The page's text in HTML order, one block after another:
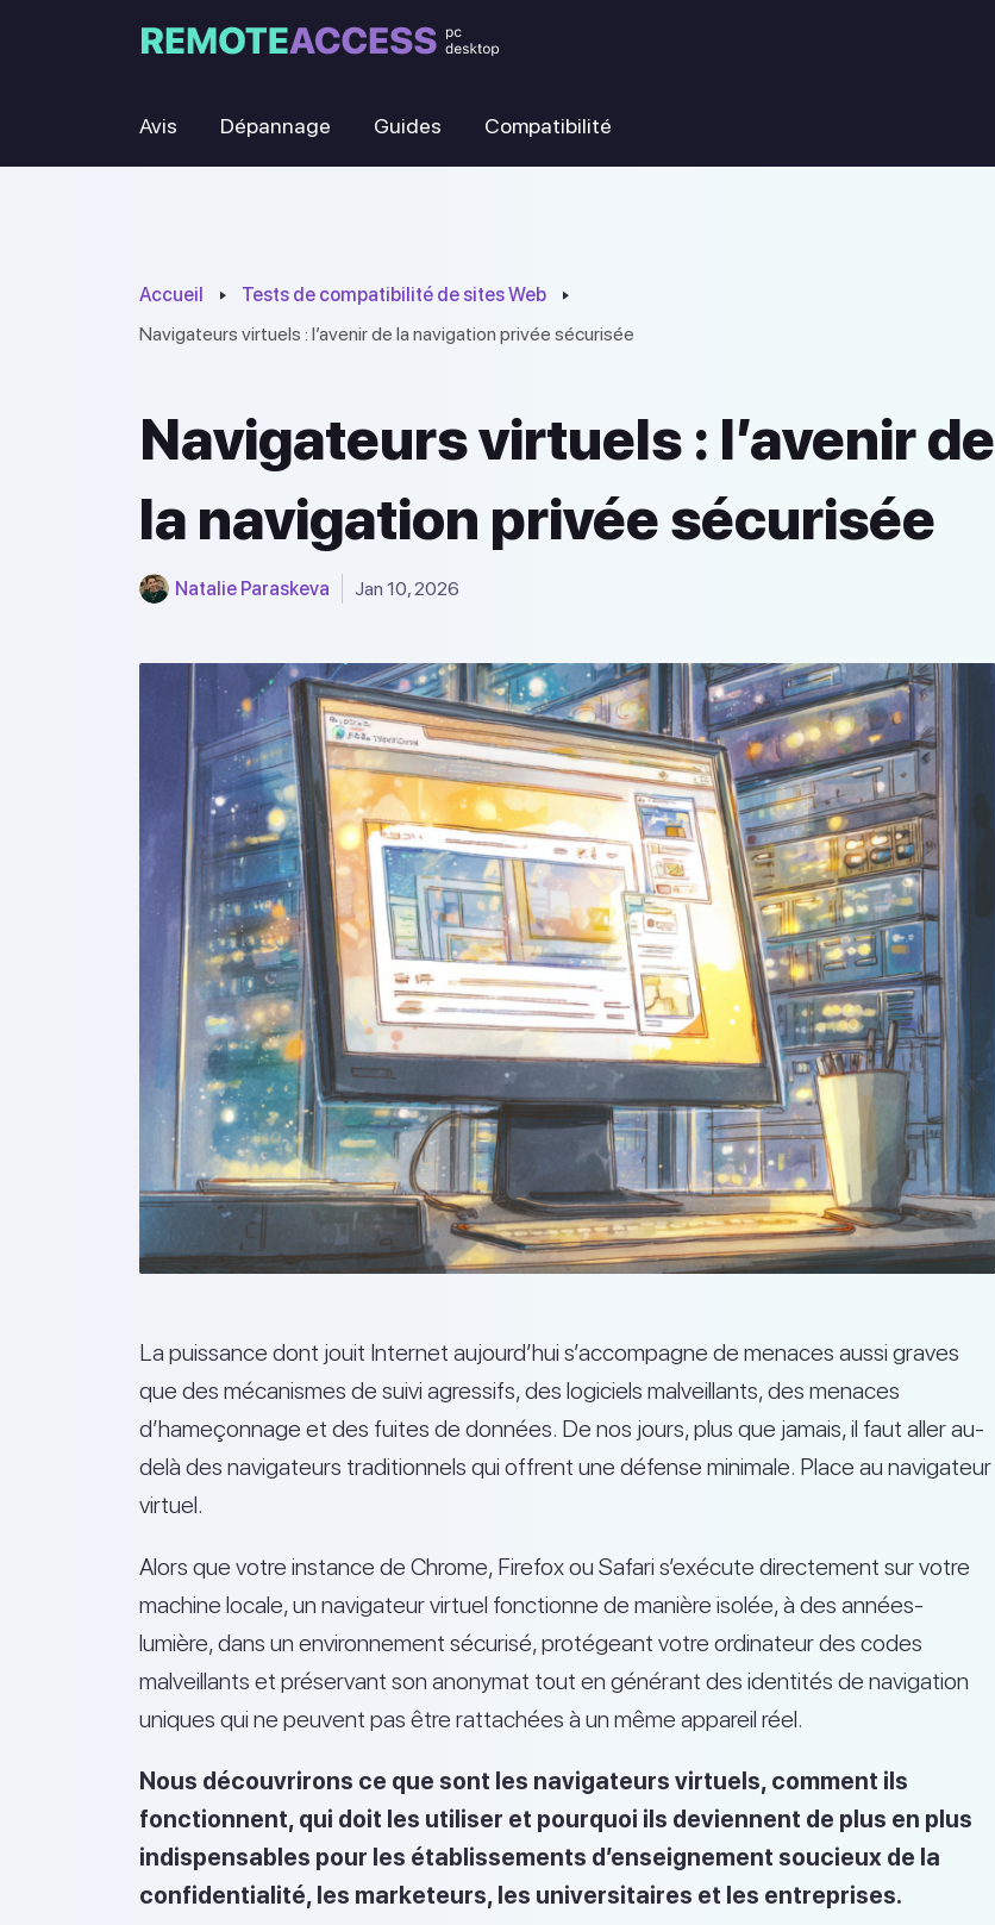
Avis Dépannage Guides Compatibilité
Accueil
Tests de compatibilité de sites Web
Navigateurs virtuels : l’avenir de la navigation privée sécurisée
Navigateurs virtuels : l’avenir de
la navigation privée sécurisée
Natalie Paraskeva Jan 10, 2026
La puissance dont jouit Internet aujourd’hui s’accompagne de menaces aussi graves
que des mécanismes de suivi agressifs, des logiciels malveillants, des menaces
d’hameçonnage et des fuites de données. De nos jours, plus que jamais, il faut aller au-
delà des navigateurs traditionnels qui offrent une défense minimale. Place au navigateur
virtuel.
Alors que votre instance de Chrome, Firefox ou Safari s’exécute directement sur votre
machine locale, un navigateur virtuel fonctionne de manière isolée, à des années-
lumière, dans un environnement sécurisé, protégeant votre ordinateur des codes
malveillants et préservant son anonymat tout en générant des identités de navigation
uniques qui ne peuvent pas être rattachées à un même appareil réel.
Nous découvrirons ce que sont les navigateurs virtuels, comment ils
fonctionnent, qui doit les utiliser et pourquoi ils deviennent de plus en plus
indispensables pour les établissements d’enseignement soucieux de la
confidentialité, les marketeurs, les universitaires et les entreprises.